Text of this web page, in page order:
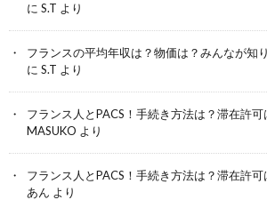
に S.T より
フランスの平均年収は？物価は？みんなが知
に S.T より
フランス人とPACS！手続き方法は？滞在許可
MASUKO より
フランス人とPACS！手続き方法は？滞在許可
あん より